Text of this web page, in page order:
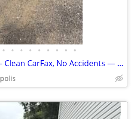
• • • • • • • • •
2014 Ford Fusion SE — Clean CarFax, No Accidents — $5,200 obo